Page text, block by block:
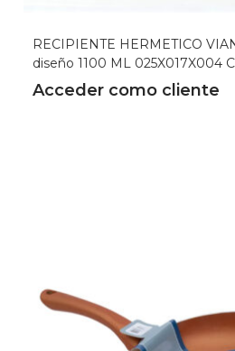
RECIPIENTE HERMETICO
diseño 1100 ML 025X017X004
Acceder como cliente